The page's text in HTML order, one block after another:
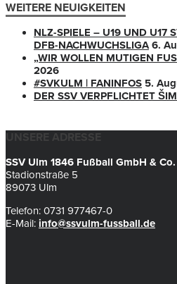
WEITERE NEUIGKEITEN
NLZ-SPIELE – U19 UND U17
DFB-NACHWUCHSLIGA 6.
„WIR WOLLEN MUTIGEN
2026
#SVKULM | FANINFOS 5.
DER SSV VERPFLICHTET
UNSERE ADRESSE
SSV Ulm 1846 Fußball GmbH & Co.
Stadionstraße 5
89073 Ulm
Telefon: 0731 977467-0
E-Mail: info@ssvulm-fussball.de